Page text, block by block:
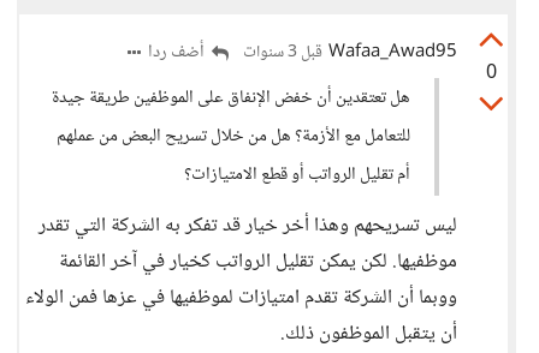
0
Wafaa_Awad95 قبل 3 سنوات
أضف ردا
هل تعتقدين أن خفض الإنفاق على الموظفين طريقة جيدة
للتعامل مع الأزمة؟ هل من خلال تسريح البعض من عملهم
أم تقليل الرواتب أو قطع الامتيازات؟
ليس تسريحهم وهذا أخر خيار قد تفكر به الشركة التي تقدر
موظفيها. لكن يمكن تقليل الرواتب كخيار في آخر القائمة
ووبما أن الشركة تقدم امتيازات لموظفيها في عزها فمن الولاء
أن يتقبل الموظفون ذلك.